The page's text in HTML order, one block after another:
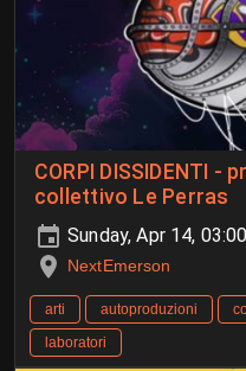
CORPI DISSIDENTI -
collettivo Le Perras
Sunday, Apr 14,
NextEmerson
arti autoproduzioni
laboratori